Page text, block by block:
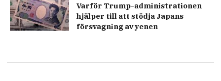
Varför Trump-administrationen
hjälper till att stödja Japans
försvagning av yenen